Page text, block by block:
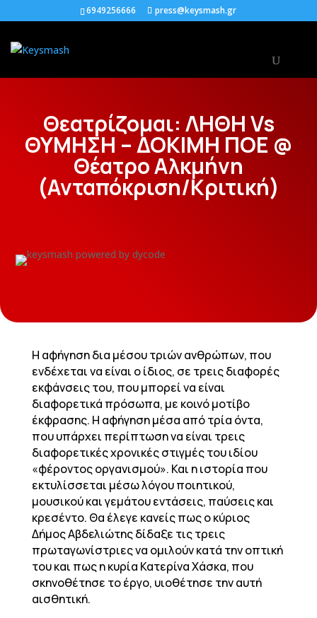
6949256666 press@keysmash.gr
Θεατρίζομαι: ΛΗΘΗ Vs
ΘΥΜΗΣΗ – ΔΟΚΙΜΗ ΠΟΕ @
Θέατρο Αλκμήνη
(Ανταπόκριση/Κριτική)
Η αφήγηση δια μέσου τριών ανθρώπων, που
ενδέχεται να είναι ο ίδιος, σε τρεις διαφορές
εκφάνσεις του, που μπορεί να είναι
διαφορετικά πρόσωπα, με κοινό μοτίβο
έκφρασης. Η αφήγηση μέσα από τρία όντα,
που υπάρχει περίπτωση να είναι τρεις
διαφορετικές χρονικές στιγμές του ιδίου
«φέροντος οργανισμού». Και η ιστορία που
εκτυλίσσεται μέσω λόγου ποιητικού,
μουσικού και γεμάτου εντάσεις, παύσεις και
κρεσέντο. Θα έλεγε κανείς πως ο κύριος
Δήμος Αβδελιώτης δίδαξε τις τρεις
πρωταγωνίστριες να ομιλούν κατά την οπτική
του και πως η κυρία Κατερίνα Χάσκα, που
σκηνοθέτησε το έργο, υιοθέτησε την αυτή
αισθητική.